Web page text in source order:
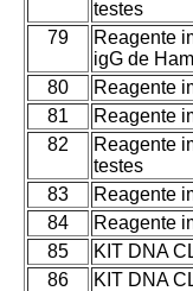
testes
79
Reagente
igG de
80
Reagente
81
Reagente
82
Reagente
testes
83
Reagente
84
Reagente
85
KIT DNA
86
KIT DNA